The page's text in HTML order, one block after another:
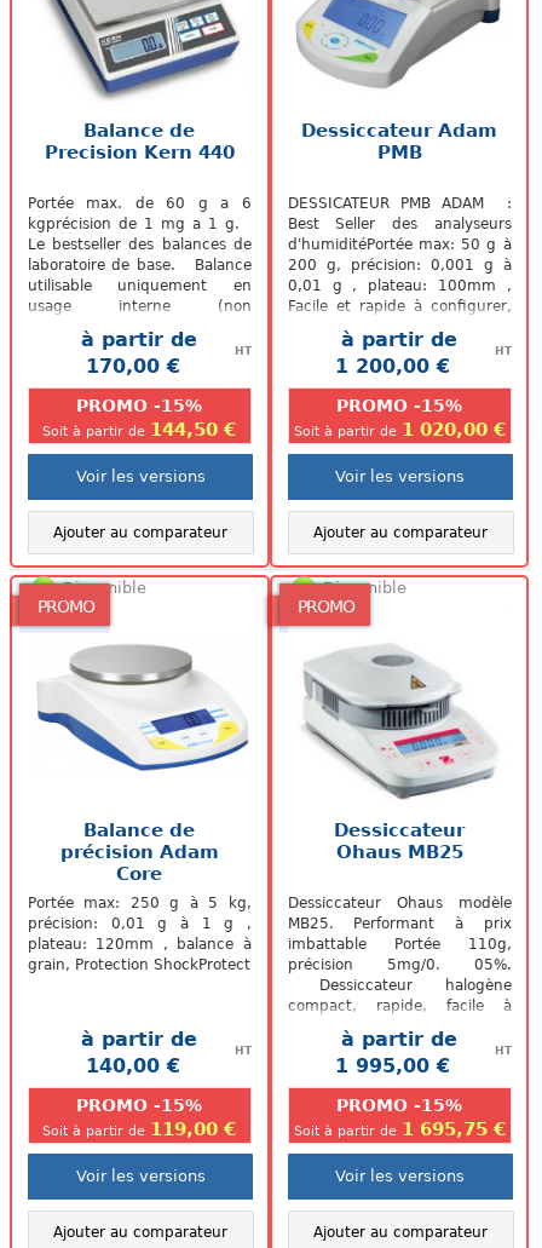
Balance de
Precision Kern 440
Portée max. de 60 g a 6
kgprécision de 1 mg a 1 g.
Le bestseller des balances de
laboratoire de base. Balance
utilisable uniquement en
usage interne (non
homologable). Son plus: -...
à partir de
170,00 €
HT
PROMO -15%
Soit à partir de 144,50 €
Voir les versions
Ajouter au comparateur
Dessiccateur Adam
PMB
DESSICATEUR PMB ADAM :
Best Seller des analyseurs
d'humiditéPortée max: 50 g à
200 g, précision: 0,001 g à
0,01 g , plateau: 100mm ,
Facile et rapide à configurer,
Interface RS-232 et USBSon
à partir de
1 200,00 €
HT
PROMO -15%
Soit à partir de 1 020,00 €
Voir les versions
Ajouter au comparateur
PROMO
Disponible
Balance de
précision Adam
Core
Portée max: 250 g à 5 kg,
précision: 0,01 g à 1 g ,
plateau: 120mm , balance à
grain, Protection ShockProtect
à partir de
140,00 €
HT
PROMO -15%
Soit à partir de 119,00 €
Voir les versions
Ajouter au comparateur
PROMO
Disponible
Dessiccateur
Ohaus MB25
Dessiccateur Ohaus modèle
MB25. Performant à prix
imbattable Portée 110g,
précision 5mg/0. 05%.
Dessiccateur halogène
compact, rapide, facile à
à partir de
1 995,00 €
HT
PROMO -15%
Soit à partir de 1 695,75 €
Voir les versions
Ajouter au comparateur